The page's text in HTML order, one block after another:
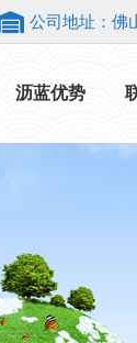
公司地址：佛
沥蓝优势